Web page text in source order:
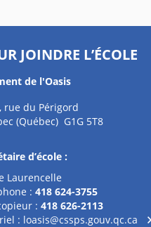
JOINDRE L’ÉCOLE
de l'Oasis
rue du Périgord
(Québec) G1G 5T8
d’école :
Laurencelle
: 418 624-3755
: 418 626-2113
: loasis@cssps.gouv.qc.ca